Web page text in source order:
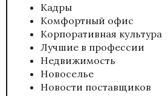
Кадры
Комфортный офис
Корпоративная культура
Лучшие в профессии
Недвижимость
Новоселье
Новости поставщиков